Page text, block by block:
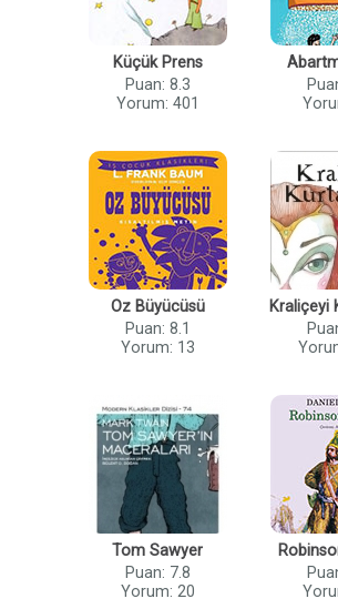
Küçük Prens
Puan: 8.3
Yorum: 401
Oz Büyücüsü
Puan: 8.1
Yorum: 13
Kraliçeyi
Tom Sawyer
Puan: 7.8
Yorum: 20